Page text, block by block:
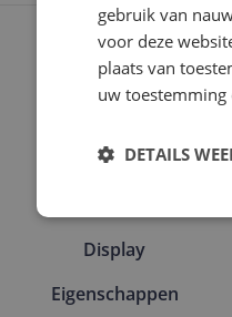
Aansluitingen
Algemeen
Camera
Display
Eigenschappen
gebruik van
voor deze
plaats van
uw
DETAILS